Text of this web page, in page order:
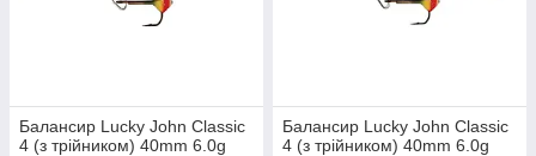
Балансир Lucky John Classic
4 (з трійником) 40mm 6.0g
Балансир Lucky John Classic
4 (з трійником) 40mm 6.0g